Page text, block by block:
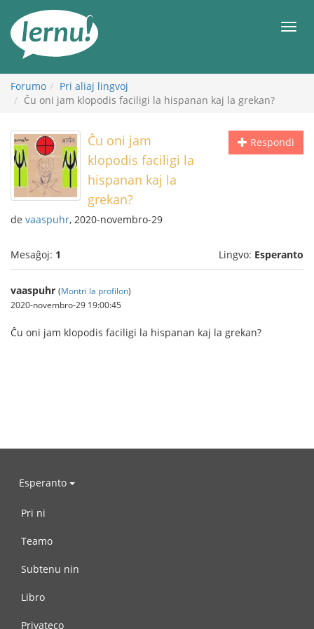
enhavo
Forumo
Pri aliaj lingvoj
Ĉu oni jam klopodis faciligi la hispanan kaj la grekan?
Respondi
Ĉu oni jam
klopodis faciligi la
hispanan kaj la
grekan?
de vaaspuhr, 2020-novembro-29
Mesaĝoj: 1 Lingvo: Esperanto
vaaspuhr (Montri la profilon)
2020-novembro-29 19:00:45
Ĉu oni jam klopodis faciligi la hispanan kaj la grekan?
Esperanto
Pri ni
Teamo
Subtenu nin
Libro
Privateco